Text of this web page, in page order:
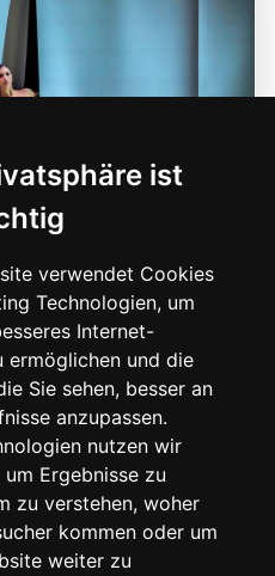
ist
verwendet Cookies
Technologien, um
Internet-
ermöglichen und die
Sie sehen, besser an
anzupassen.
nutzen wir
Ergebnisse zu
zu verstehen, woher
kommen oder um
weiter zu
Uhr - 21:00
INGER
nach Wolfgang